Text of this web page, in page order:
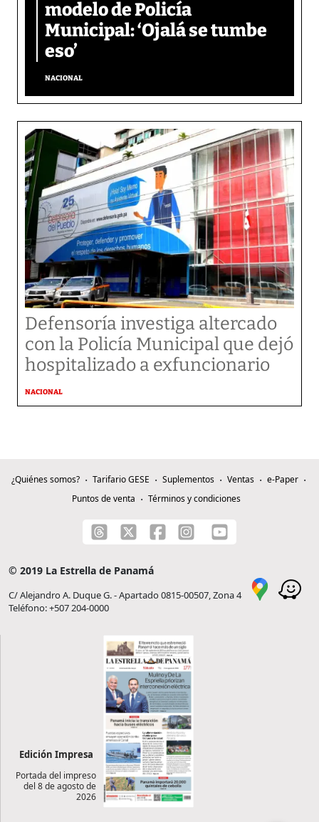
modelo de Policía
Municipal: ‘Ojalá se tumbe
eso’
NACIONAL
Defensoría investiga altercado
con la Policía Municipal que dejó
hospitalizado a exfuncionario
NACIONAL
¿Quiénes somos? Tarifario GESE Suplementos Ventas
e-Paper
Puntos de venta
Términos y condiciones
© 2019 La Estrella de Panamá
C/ Alejandro A. Duque G. - Apartado 0815-00507, Zona 4
Teléfono: +507 204-0000
Edición Impresa
Portada del impreso
del 8 de agosto de
2026